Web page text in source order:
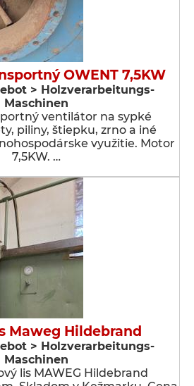
OWENT 7,5KW
> Holzverarbeitungs-
Maschinen
ventilátor na sypké
piliny, štiepku, zrno a iné
využitie. Motor
7,5KW. …
Maweg Hildebrand
> Holzverarbeitungs-
Maschinen
lis MAWEG Hildebrand